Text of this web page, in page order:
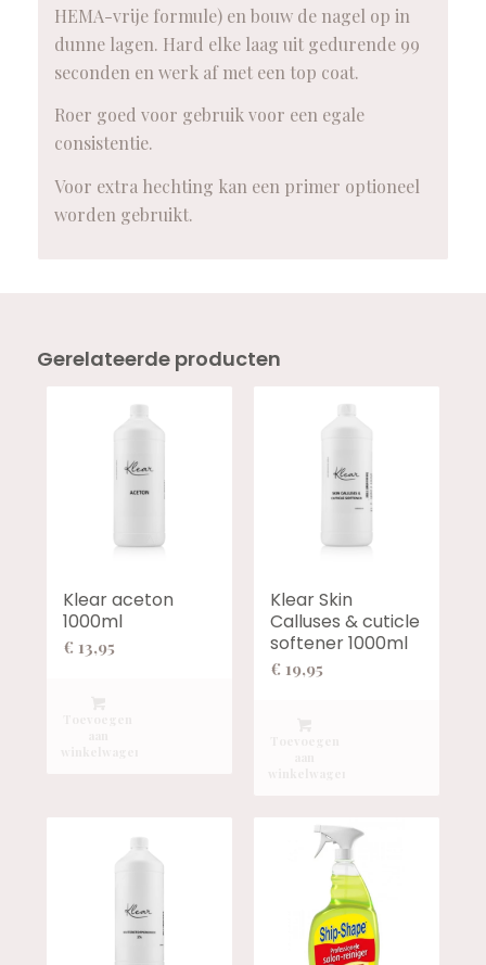
HEMA-vrije formule) en bouw de nagel op in
dunne lagen. Hard elke laag uit gedurende 99
seconden en werk af met een top coat.
Roer goed voor gebruik voor een egale
consistentie.
Voor extra hechting kan een primer optioneel
worden gebruikt.
Gerelateerde producten
Klear aceton
1000ml
€ 13,95
Klear Skin
Calluses & cuticle
softener 1000ml
€ 19,95